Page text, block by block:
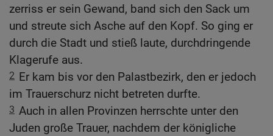
zerriss er sein Gewand, band sich den Sack um
und streute sich Asche auf den Kopf. So ging er
durch die Stadt und stieß laute, durchdringende
Klagerufe aus.
2 Er kam bis vor den Palastbezirk, den er jedoch
im Trauerschurz nicht betreten durfte.
3 Auch in allen Provinzen herrschte unter den
Juden große Trauer, nachdem der königliche